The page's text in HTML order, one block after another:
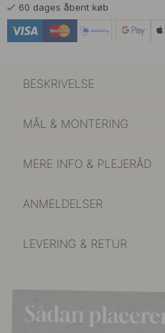
60 dages åbent køb
BESKRIVELSE
MÅL & MONTERING
MERE INFO & PLEJERÅD
ANMELDELSER
LEVERING & RETUR